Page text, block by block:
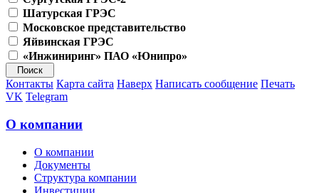
Шатурская ГРЭС
Московское представительство
Яйвинская ГРЭС
«Инжиниринг» ПАО «Юнипро»
Контакты Карта сайта Наверх Написать сообщение Печать
VK Telegram
О компании
О компании
Документы
Структура компании
Инвестиции